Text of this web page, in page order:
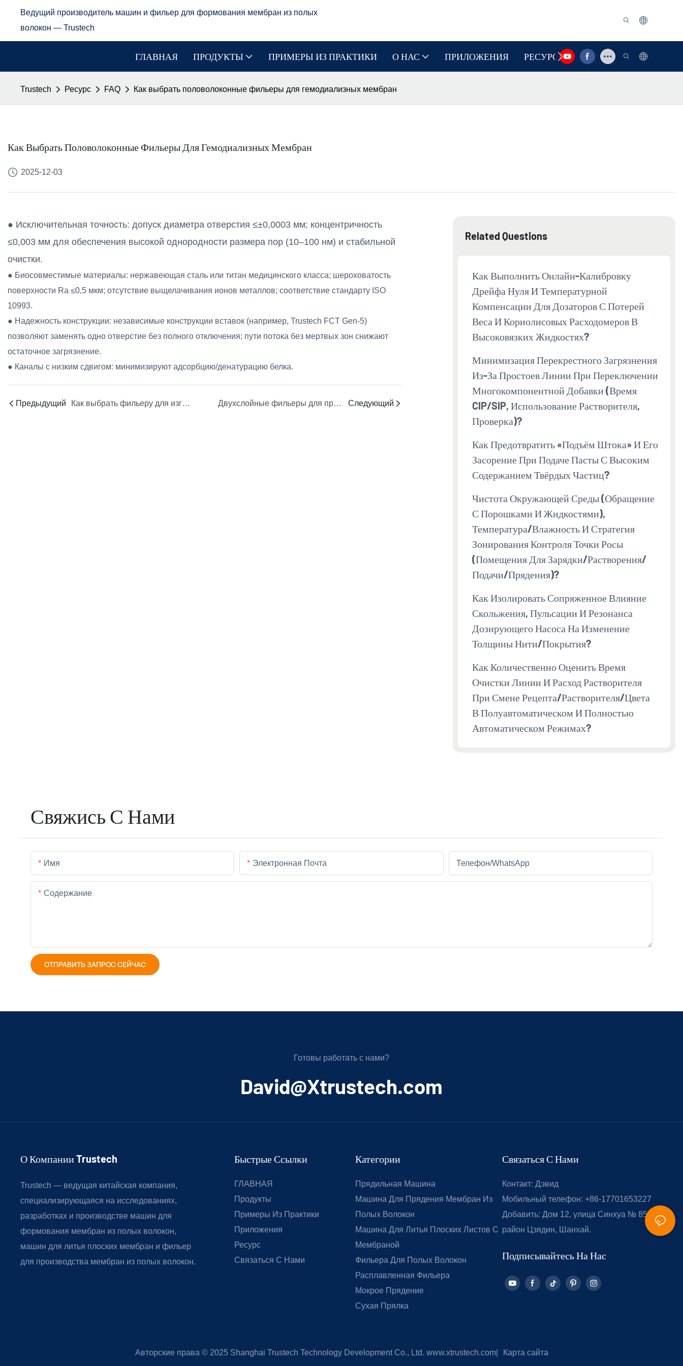
Ведущий производитель машин и фильер для формования мембран из полых
волокон — Trustech
ГЛАВНАЯ ПРОДУКТЫ ПРИМЕРЫ ИЗ ПРАКТИКИ О НАС ПРИЛОЖЕНИЯ РЕСУРС СВЯЗАТЬСЯ С НАМИ
Trustech Ресурс FAQ Как выбрать половолоконные фильеры для гемодиализных мембран
Как Выбрать Половолоконные Фильеры Для Гемодиализных Мембран
2025-12-03
● Исключительная точность: допуск диаметра отверстия ≤±0,0003 мм; концентричность
≤0,003 мм для обеспечения высокой однородности размера пор (10–100 нм) и стабильной
очистки.
● Биосовместимые материалы: нержавеющая сталь или титан медицинского класса; шероховатость
поверхности Ra ≤0,5 мкм; отсутствие выщелачивания ионов металлов; соответствие стандарту ISO
10993.
● Надежность конструкции: независимые конструкции вставок (например, Trustech FCT Gen-5)
позволяют заменять одно отверстие без полного отключения; пути потока без мертвых зон снижают
остаточное загрязнение.
● Каналы с низким сдвигом: минимизируют адсорбцию/денатурацию белка.
Предыдущий Как выбрать фильеру для изготовления полых волокон с плетеным трубчатым покрытием Двухслойные фильеры для производства полых волокон — характеристики и размеры Следующий
Related Questions
Как Выполнить Онлайн-Калибровку
Дрейфа Нуля И Температурной
Компенсации Для Дозаторов С Потерей
Веса И Кориолисовых Расходомеров В
Высоковязких Жидкостях?
Минимизация Перекрестного Загрязнения
Из-За Простоев Линии При Переключении
Многокомпонентной Добавки (время
CIP/SIP, Использование Растворителя,
Проверка)?
Как Предотвратить «подъём Штока» И Его
Засорение При Подаче Пасты С Высоким
Содержанием Твёрдых Частиц?
Чистота Окружающей Среды (обращение
С Порошками И Жидкостями),
Температура/влажность И Стратегия
Зонирования Контроля Точки Росы
(помещения Для Зарядки/растворения/
Подачи/прядения)?
Как Изолировать Сопряженное Влияние
Скольжения, Пульсации И Резонанса
Дозирующего Насоса На Изменение
Толщины Нити/покрытия?
Как Количественно Оценить Время
Очистки Линии И Расход Растворителя
При Смене Рецепта/растворителя/цвета
В Полуавтоматическом И Полностью
Автоматическом Режимах?
Свяжись С Нами
Имя Электронная Почта Телефон/WhatsApp
Содержание
ОТПРАВИТЬ ЗАПРОС СЕЙЧАС
Готовы работать с нами?
﻿David@Xtrustech.com
О Компании Trustech
Trustech — ведущая китайская компания,
специализирующаяся на исследованиях,
разработках и производстве машин для
формования мембран из полых волокон,
машин для литья плоских мембран и фильер
для производства мембран из полых волокон.
Быстрые Ссылки
ГЛАВНАЯ
Продукты
Примеры Из Практики
Приложения
Ресурс
Связаться С Нами
Категории
Прядильная Машина
Машина Для Прядения Мембран Из
Полых Волокон
Машина Для Литья Плоских Листов С
Мембраной
Фильера Для Полых Волокон
Расплавленная Фильера
Мокрое Прядение
Сухая Прялка
Связаться С Нами
Контакт: Дэвид
Мобильный телефон: +86-17701653227
Добавить: Дом 12, улица Синхуа № 851,
район Цзядин, Шанхай.
Подписывайтесь На Нас
Авторские права © 2025 Shanghai Trustech Technology Development Co., Ltd. www.xtrustech.com| Карта сайта